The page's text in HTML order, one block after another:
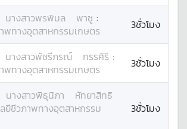
นางสาวพรพิมล พาซู :
พทางอุตสาหกรรมเกษตร
3ชั่วโมง
นางสาวพัชรีภรณ์ กรรศิริ :
พทางอุตสาหกรรมเกษตร
3ชั่วโมง
นางสาวพิธุนิภา
หัทยาสิทธิ
ลยีชีวภาพทางอุตสาหกรรม
3ชั่วโมง